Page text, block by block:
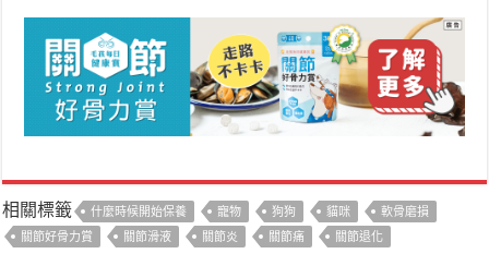
相關標籤 什麼時候開始保養 寵物 狗狗 貓咪
軟骨磨損
關節好骨力賞
關節滑液 關節炎 關節痛 關節退化